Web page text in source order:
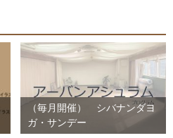
（毎月開催） シバナンダヨ
ガ・サンデー